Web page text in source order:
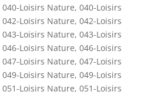
040-Loisirs Nature, 040-Loisirs
042-Loisirs Nature, 042-Loisirs
043-Loisirs Nature, 043-Loisirs
046-Loisirs Nature, 046-Loisirs
047-Loisirs Nature, 047-Loisirs
049-Loisirs Nature, 049-Loisirs
051-Loisirs Nature, 051-Loisirs